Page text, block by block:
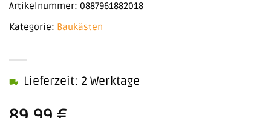
Lieferzeit: 2 Werktage
Artikelnummer: 0887961882018
Kategorie: Baukästen